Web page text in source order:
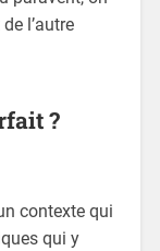
l’autre
?
contexte qui
qui y